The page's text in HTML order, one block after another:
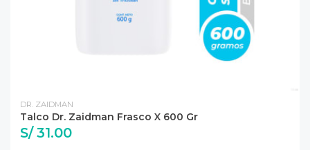
DR. ZAIDMAN
Talco Dr. Zaidman Frasco X 600 Gr
S/ 31.00